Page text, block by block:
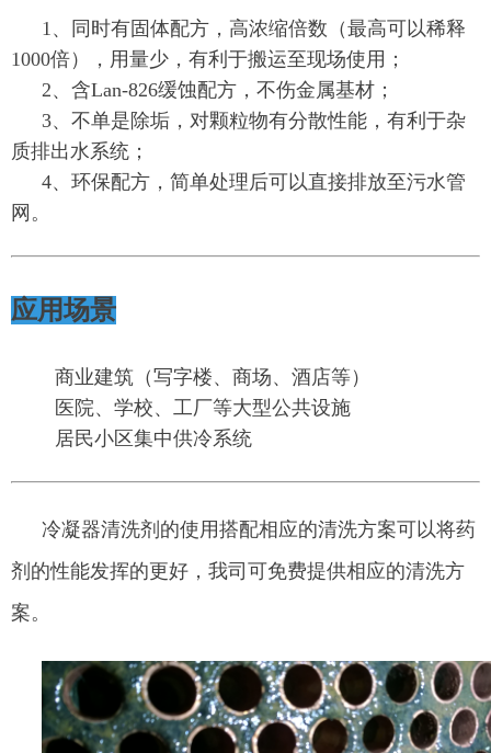
1、同时有固体配方，高浓缩倍数（最高可以稀释
1000倍），用量少，有利于搬运至现场使用；
2、含Lan-826缓蚀配方，不伤金属基材；
3、不单是除垢，对颗粒物有分散性能，有利于杂
质排出水系统；
4、环保配方，简单处理后可以直接排放至污水管
网。
应用场景
商业建筑（写字楼、商场、酒店等）
医院、学校、工厂等大型公共设施
居民小区集中供冷系统
冷凝器清洗剂的使用搭配相应的清洗方案可以将药
剂的性能发挥的更好，我司可免费提供相应的清洗方
案。